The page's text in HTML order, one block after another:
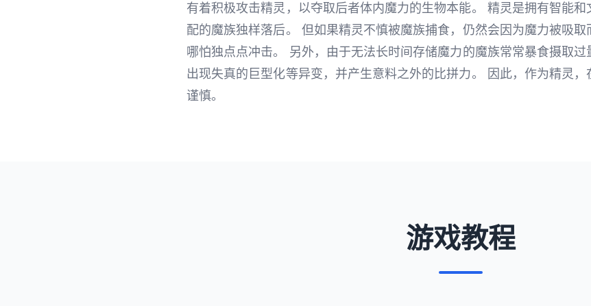
有着积极攻击精灵，以夺取后者体内魔力的生物本能。 精灵是拥有智能
配的魔族独样落后。 但如果精灵不慎被魔族捕食，仍然会因为魔力被吸
哪怕独点点冲击。 另外，由于无法长时间存储魔力的魔族常常暴食摄取
出现失真的巨型化等异变，并产生意料之外的比拼力。 因此，作为精灵
谨慎。
游戏教程